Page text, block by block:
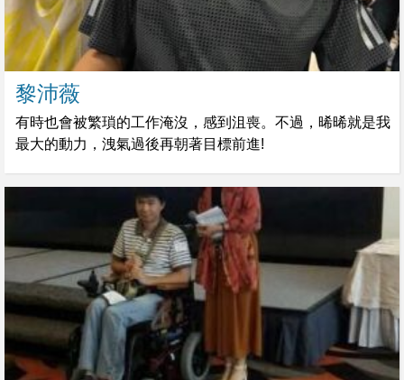
黎沛薇
有時也會被繁瑣的工作淹沒，感到沮喪。不過，晞晞就是我
最大的動力，洩氣過後再朝著目標前進!